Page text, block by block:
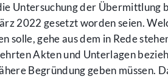
Untersuchung der
2022 gesetzt worden seien.
gehe aus dem in Rede
Akten und Unterlagen
Begründung geben müssen.